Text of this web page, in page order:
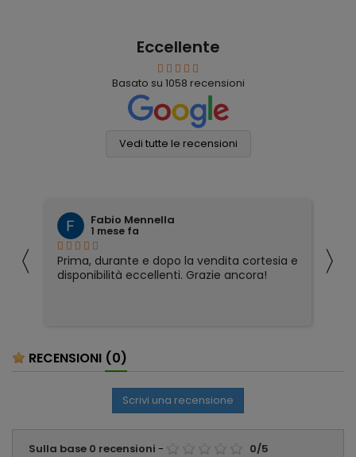
Eccellente
Basato su 1058 recensioni
Vedi tutte le recensioni
〈
Fabio Mennella
1 mese fa
Prima, durante e dopo la vendita cortesia e
disponibilità eccellenti. Grazie ancora!
〉
RECENSIONI (0)
Scrivi una recensione
Sulla base 0 recensioni - 0/5